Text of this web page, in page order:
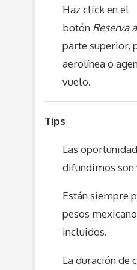
Haz click en el
botón Reserva
parte superior,
aerolínea o
vuelo.
Tips
Las
difundimos son
Están siempre
pesos
incluidos.
La duración de